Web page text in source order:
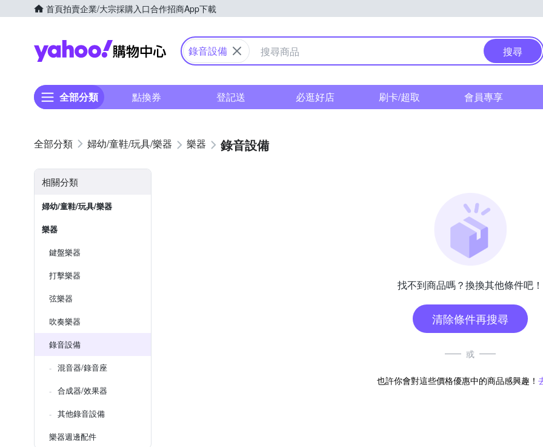
首頁拍賣企業/大宗採購入口合作招商App下載
Yahoo購物中心
錄音設備 搜尋
全部分類 點換券 登記送 必逛好店 刷卡/超取 會員專享
婦幼/童鞋/玩具/樂器 樂器 錄音設備
相關分類
婦幼/童鞋/玩具/樂器
樂器
鍵盤樂器
打擊樂器
弦樂器
吹奏樂器
錄音設備
混音器/錄音座
合成器/效果器
其他錄音設備
樂器週邊配件
找不到商品嗎？換換其他條件吧！
清除條件再搜尋
或
也許你會對這些價格優惠中的商品感興趣！